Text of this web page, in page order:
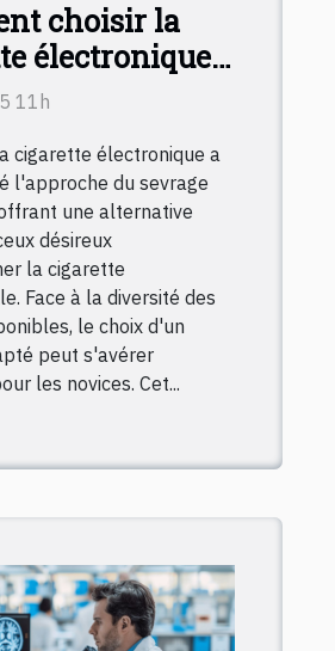
choisir la
électronique
débutants
11h
cigarette électronique a
l'approche du sevrage
une alternative
désireux
la cigarette
Face à la diversité des
le choix d'un
peut s'avérer
les novices. Cet...